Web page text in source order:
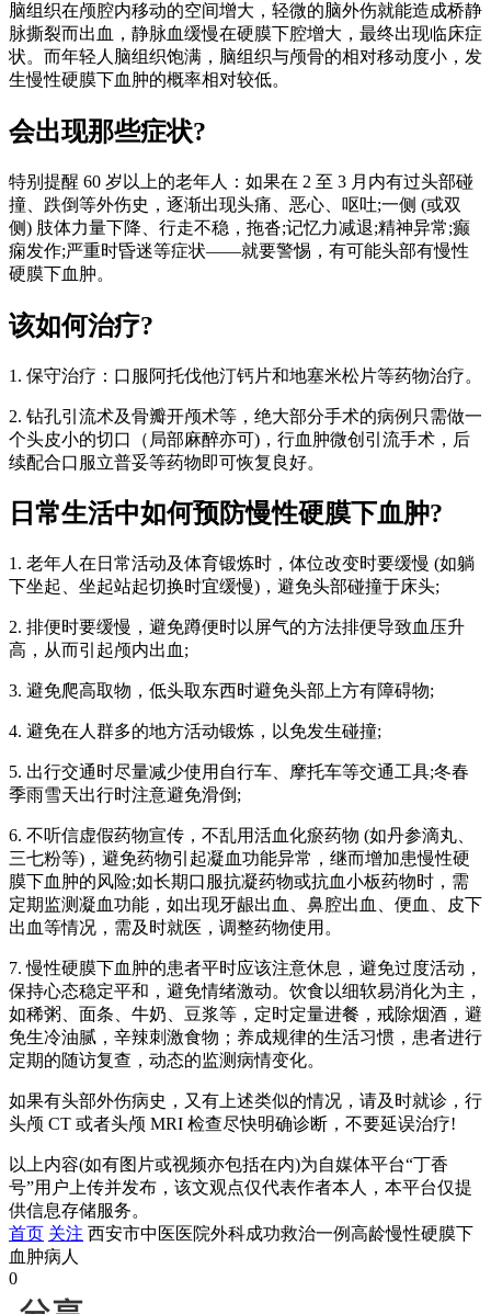
脑组织在颅腔内移动的空间增大，轻微的脑外伤就能造成桥静
脉撕裂而出血，静脉血缓慢在硬膜下腔增大，最终出现临床症
状。而年轻人脑组织饱满，脑组织与颅骨的相对移动度小，发
生慢性硬膜下血肿的概率相对较低。
会出现那些症状?
特别提醒 60 岁以上的老年人：如果在 2 至 3 月内有过头部碰
撞、跌倒等外伤史，逐渐出现头痛、恶心、呕吐;一侧 (或双
侧) 肢体力量下降、行走不稳，拖沓;记忆力减退;精神异常;癫
痫发作;严重时昏迷等症状——就要警惕，有可能头部有慢性
硬膜下血肿。
该如何治疗?
1. 保守治疗：口服阿托伐他汀钙片和地塞米松片等药物治疗。
2. 钻孔引流术及骨瓣开颅术等，绝大部分手术的病例只需做一
个头皮小的切口（局部麻醉亦可)，行血肿微创引流手术，后
续配合口服立普妥等药物即可恢复良好。
日常生活中如何预防慢性硬膜下血肿?
1. 老年人在日常活动及体育锻炼时，体位改变时要缓慢 (如躺
下坐起、坐起站起切换时宜缓慢)，避免头部碰撞于床头;
2. 排便时要缓慢，避免蹲便时以屏气的方法排便导致血压升
高，从而引起颅内出血;
3. 避免爬高取物，低头取东西时避免头部上方有障碍物;
4. 避免在人群多的地方活动锻炼，以免发生碰撞;
5. 出行交通时尽量减少使用自行车、摩托车等交通工具;冬春
季雨雪天出行时注意避免滑倒;
6. 不听信虚假药物宣传，不乱用活血化瘀药物 (如丹参滴丸、
三七粉等)，避免药物引起凝血功能异常，继而增加患慢性硬
膜下血肿的风险;如长期口服抗凝药物或抗血小板药物时，需
定期监测凝血功能，如出现牙龈出血、鼻腔出血、便血、皮下
出血等情况，需及时就医，调整药物使用。
7. 慢性硬膜下血肿的患者平时应该注意休息，避免过度活动，
保持心态稳定平和，避免情绪激动。饮食以细软易消化为主，
如稀粥、面条、牛奶、豆浆等，定时定量进餐，戒除烟酒，避
免生冷油腻，辛辣刺激食物；养成规律的生活习惯，患者进行
定期的随访复查，动态的监测病情变化。
如果有头部外伤病史，又有上述类似的情况，请及时就诊，行
头颅 CT 或者头颅 MRI 检查尽快明确诊断，不要延误治疗!
以上内容(如有图片或视频亦包括在内)为自媒体平台“丁香
号”用户上传并发布，该文观点仅代表作者本人，本平台仅提
供信息存储服务。
首页 关注 西安市中医医院外科成功救治一例高龄慢性硬膜下
血肿病人
0